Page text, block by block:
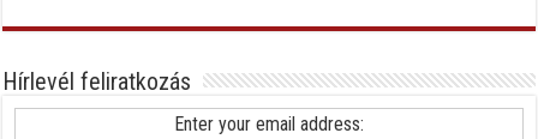
Hírlevél feliratkozás
Enter your email address: